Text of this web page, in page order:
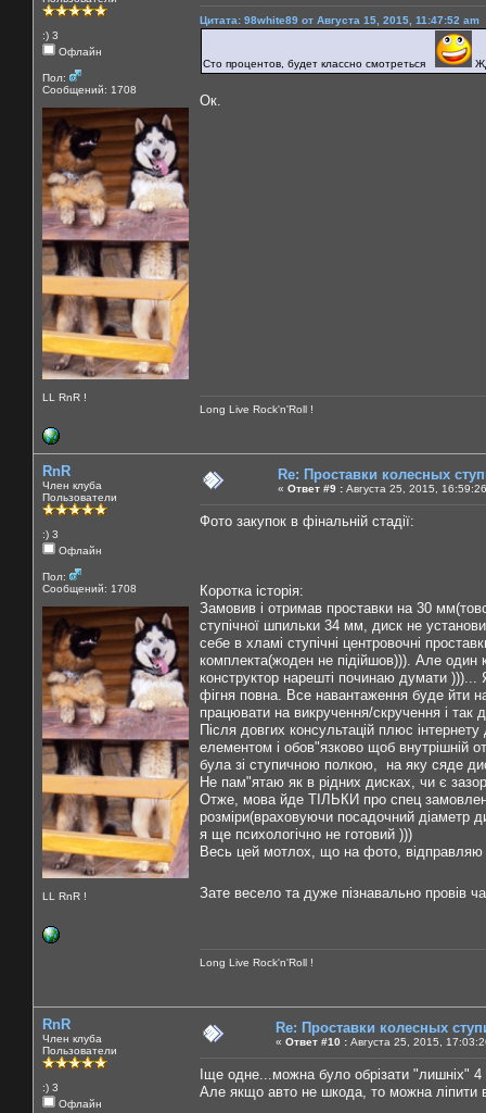
:) 3
Офлайн
Пол:
Сообщений: 1708
LL RnR !
Цитата: 98white89 от Августа 15, 2015, 11:47:52 am
Сто процентов, будет классно смотреться
Ок.
Long Live Rock'n'Roll !
RnR
Член клуба
Пользователи
:) 3
Офлайн
Пол:
Сообщений: 1708
LL RnR !
Re: Проставки колесных
« Ответ #9 : Августа 25, 2015,
Фото закупок в фінальній стадії:
Коротка історія:
Замовив і отримав проставки на 30
ступічної шпильки 34 мм, диск не
себе в хламі ступічні центровочні
комплекта(жоден не підійшов))). Але один
конструктор нарешті починаю думати
фігня повна. Все навантаження буде йти
працювати на викручення/скручення і так
Після довгих консультацій плюс
елементом і обов"язково щоб внутрішній
була зі ступичною полкою, на яку сяде
Не пам"ятаю як в рідних дисках, чи є
Отже, мова йде ТІЛЬКИ про спец
розміри(враховуючи посадочний діаметр
я ще психологічно не готовий )))
Весь цей мотлох, що на фото, відправляю
Зате весело та дуже пізнавально провів
Long Live Rock'n'Roll !
RnR
Член клуба
Пользователи
:) 3
Офлайн
Re: Проставки колесных
« Ответ #10 : Августа 25, 2015,
Іще одне...можна було обрізати "лишніх"
Але якщо авто не шкода, то можна ліпити